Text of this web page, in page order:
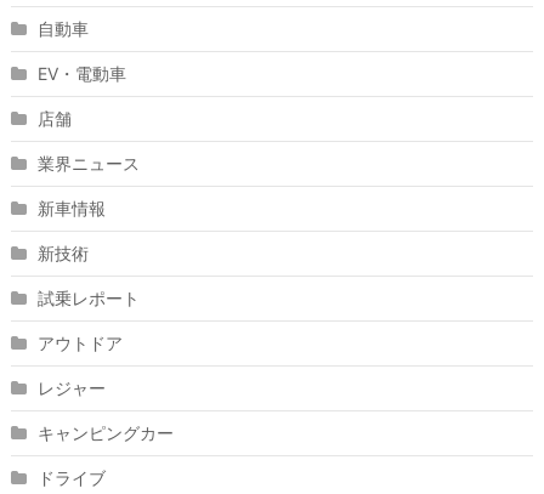
自動車
EV・電動車
店舗
業界ニュース
新車情報
新技術
試乗レポート
アウトドア
レジャー
キャンピングカー
ドライブ